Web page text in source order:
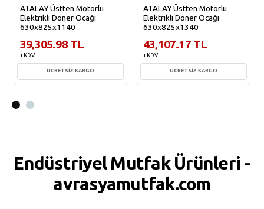
ATALAY Üstten Motorlu
Elektrikli Döner Ocağı
630x825x1140
39,305.98 TL
+ KDV
ÜCRETSİZ KARGO
ATALAY Üstten Motorlu
Elektrikli Döner Ocağı
630x825x1340
43,107.17 TL
+ KDV
ÜCRETSİZ KARGO
Endüstriyel Mutfak Ürünleri -
avrasyamutfak.com